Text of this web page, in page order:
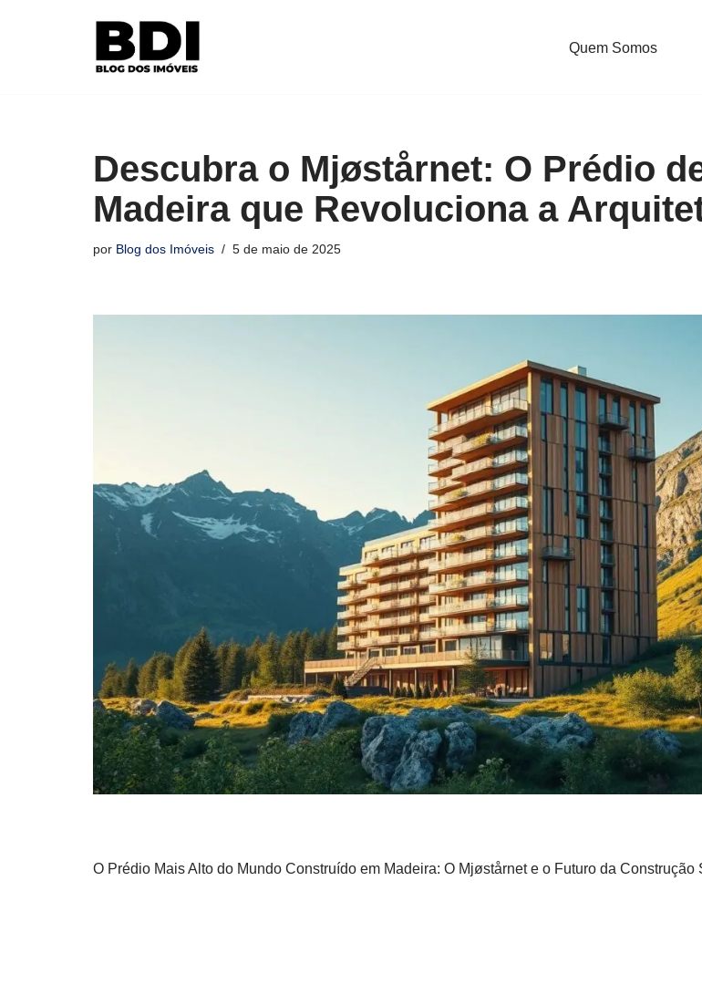
Quem Somos
Descubra o Mjøstårnet: O Prédio
Madeira que Revoluciona a
por Blog dos Imóveis 5 de maio de 2025
O Prédio Mais Alto do Mundo Construído em Madeira: O Mjøstårnet e o Futuro da Construção